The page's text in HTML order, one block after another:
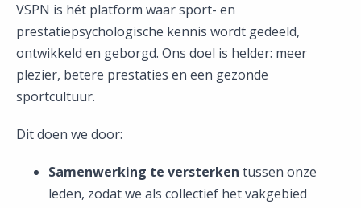
VSPN is hét platform waar sport- en
prestatiepsychologische kennis wordt gedeeld,
ontwikkeld en geborgd. Ons doel is helder: meer
plezier, betere prestaties en een gezonde
sportcultuur.
Dit doen we door:
Samenwerking te versterken tussen onze
leden, zodat we als collectief het vakgebied